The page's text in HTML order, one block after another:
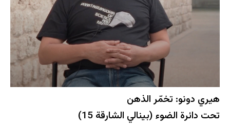
هيري دونو: تخمّر الذهن
تحت دائرة الضوء (بينالي الشارقة 15)